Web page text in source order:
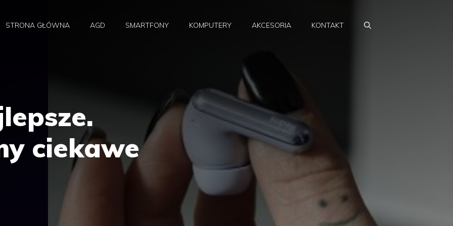
STRONA GŁÓWNA AGD SMARTFONY KOMPUTERY AKCESORIA KONTAKT
ciekawe